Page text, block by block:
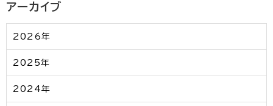
アーカイブ
2026年
2025年
2024年